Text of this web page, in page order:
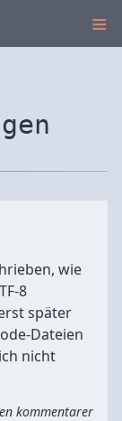
≡
wie
8
später
Dateien
nicht
kommentarer